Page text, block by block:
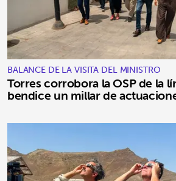
BALANCE DE LA VISITA DEL MINISTRO
Torres corrobora la OSP de la
bendice un millar de